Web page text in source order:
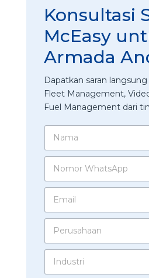
Konsultasi
McEasy
Armada
Dapatkan saran
Fleet Management,
Fuel Management dari
N
m
N
m
W
t
A
E
a
*
P
r
M
E
I